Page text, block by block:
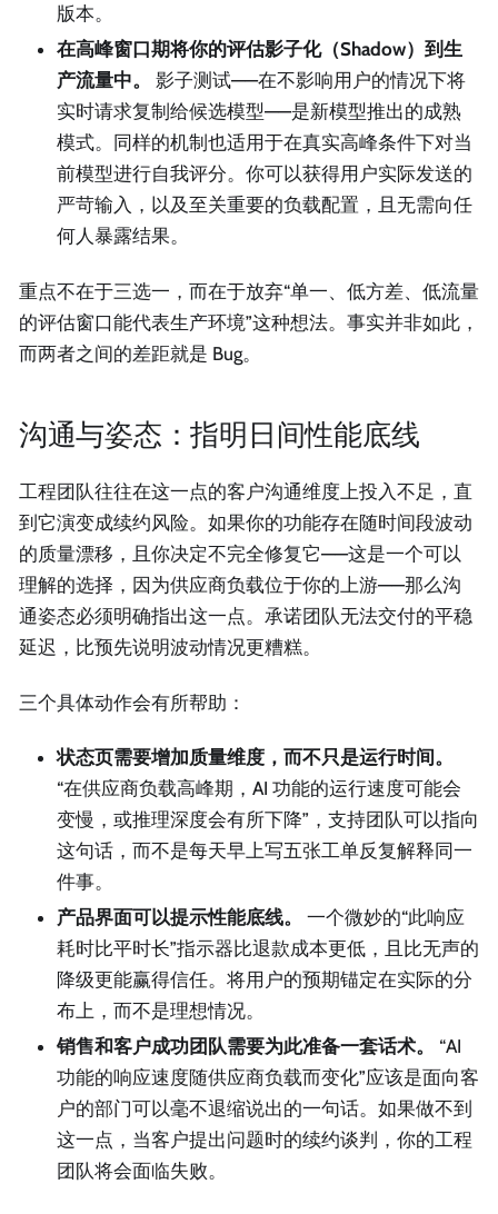
版本。
在高峰窗口期将你的评估影子化（Shadow）到生
产流量中。
影子测试——在不影响用户的情况下将
实时请求复制给候选模型——是新模型推出的成熟
模式。同样的机制也适用于在真实高峰条件下对当
前模型进行自我评分。你可以获得用户实际发送的
严苛输入，以及至关重要的负载配置，且无需向任
何人暴露结果。
重点不在于三选一，而在于放弃“单一、低方差、低流量
的评估窗口能代表生产环境”这种想法。事实并非如此，
而两者之间的差距就是 Bug。
沟通与姿态：指明日间性能底线
工程团队往往在这一点的客户沟通维度上投入不足，直
到它演变成续约风险。如果你的功能存在随时间段波动
的质量漂移，且你决定不完全修复它——这是一个可以
理解的选择，因为供应商负载位于你的上游——那么沟
通姿态必须明确指出这一点。承诺团队无法交付的平稳
延迟，比预先说明波动情况更糟糕。
三个具体动作会有所帮助：
状态页需要增加质量维度，而不只是运行时间。
“在供应商负载高峰期，AI 功能的运行速度可能会
变慢，或推理深度会有所下降”，支持团队可以指向
这句话，而不是每天早上写五张工单反复解释同一
件事。
产品界面可以提示性能底线。
一个微妙的“此响应
耗时比平时长”指示器比退款成本更低，且比无声的
降级更能赢得信任。将用户的预期锚定在实际的分
布上，而不是理想情况。
销售和客户成功团队需要为此准备一套话术。
“AI
功能的响应速度随供应商负载而变化”应该是面向客
户的部门可以毫不退缩说出的一句话。如果做不到
这一点，当客户提出问题时的续约谈判，你的工程
团队将会面临失败。